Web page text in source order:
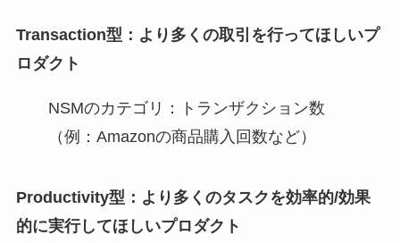
Transaction型：より多くの取引を行ってほしいプ
ロダクト
NSMのカテゴリ：トランザクション数
（例：Amazonの商品購入回数など）
Productivity型：より多くのタスクを効率的/効果
的に実行してほしいプロダクト